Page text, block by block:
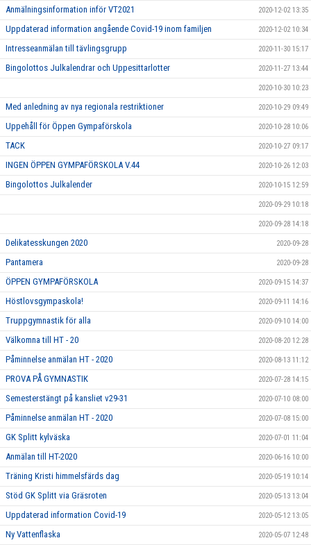
Anmälningsinformation inför VT2021 2020-12-02 13:35
Uppdaterad information angående Covid-19 inom familjen 2020-12-02 10:34
Intresseanmälan till tävlingsgrupp 2020-11-30 15:17
Bingolottos Julkalendrar och Uppesittarlotter 2020-11-27 13:44
2020-10-30 10:23
Med anledning av nya regionala restriktioner 2020-10-29 09:49
Uppehåll för Öppen Gympaförskola 2020-10-28 10:06
TACK 2020-10-27 09:17
INGEN ÖPPEN GYMPAFÖRSKOLA V.44 2020-10-26 12:03
Bingolottos Julkalender 2020-10-15 12:59
2020-09-29 10:18
2020-09-28 14:18
Delikatesskungen 2020 2020-09-28
Pantamera 2020-09-28
ÖPPEN GYMPAFÖRSKOLA 2020-09-15 14:37
Höstlovsgympaskola! 2020-09-11 14:16
Truppgymnastik för alla 2020-09-10 14:00
Välkomna till HT - 20 2020-08-20 12:28
Påminnelse anmälan HT - 2020 2020-08-13 11:12
PROVA PÅ GYMNASTIK 2020-07-28 14:15
Semesterstängt på kansliet v29-31 2020-07-10 08:00
Påminnelse anmälan HT - 2020 2020-07-08 15:00
GK Splitt kylväska 2020-07-01 11:04
Anmälan till HT-2020 2020-06-16 10:00
Träning Kristi himmelsfärds dag 2020-05-19 10:14
Stöd GK Splitt via Gräsroten 2020-05-13 13:04
Uppdaterad information Covid-19 2020-05-12 13:05
Ny Vattenflaska 2020-05-07 12:48